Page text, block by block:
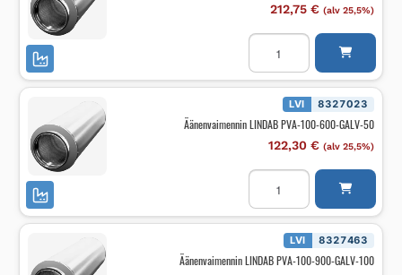
212,75 € (alv 25,5%)
Äänenvaimennin
LINDAB
100-
600-
GALV-
määrä
LVI 8327023
Äänenvaimennin LINDAB PVA-100-600-GALV-50
122,30 € (alv 25,5%)
Äänenvaimennin
LINDAB
100-
600-
määrä
LVI 8327463
Äänenvaimennin LINDAB PVA-100-900-GALV-100